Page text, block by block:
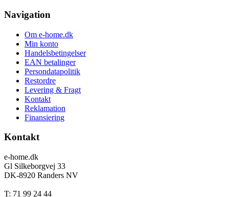
Navigation
Om e-home.dk
Min konto
Handelsbetingelser
EAN betalinger
Persondatapolitik
Restordre
Levering & Fragt
Kontakt
Reklamation
Finansiering
Kontakt
e-home.dk
Gl Silkeborgvej 33
DK-8920 Randers NV
T: 71 99 24 44